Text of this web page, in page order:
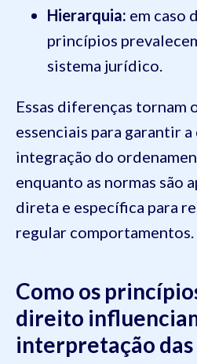
Hierarquia: em caso
princípios
sistema jurídico.
Essas diferenças tornam
essenciais para garantir a
integração do
enquanto as normas são
direta e específica para
regular comportamentos.
Como os
direito
interpretação das